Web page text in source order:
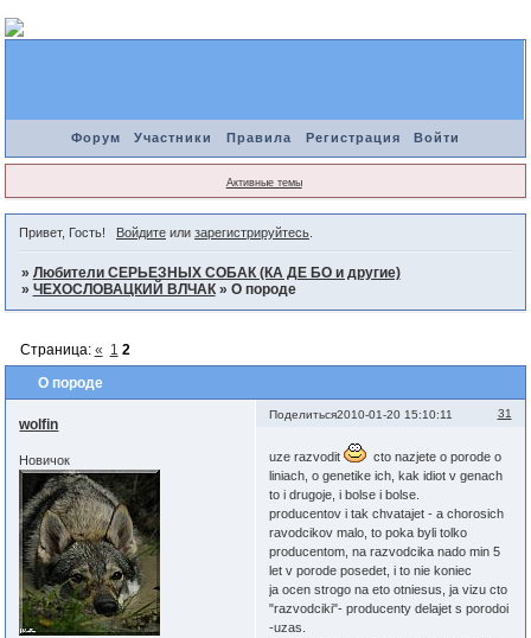
Форум Участники Правила Регистрация Войти
Активные темы
Привет, Гость! Войдитеили зарегистрируйтесь.
» Любители СЕРЬЕЗНЫХ СОБАК (КА ДЕ БО и другие)
» ЧЕХОСЛОВАЦКИЙ ВЛЧАК » О породе
О породе
Страница: « 1 2
Поделиться 31
2010-01-20 15:10:11
wolfin
Новичок uze razvodit
cto nazjete o porode o
liniach, o genetike ich, kak idiot v genach
to i drugoje, i bolse i bolse.
producentov i tak chvatajet - a chorosich
ravodcikov malo, to poka byli tolko
producentom, na razvodcika nado min 5
let v porode posedet, i to nie koniec
ja ocen strogo na eto otniesus, ja vizu cto
"razvodciki"- producenty delajet s porodoi
-uzas.